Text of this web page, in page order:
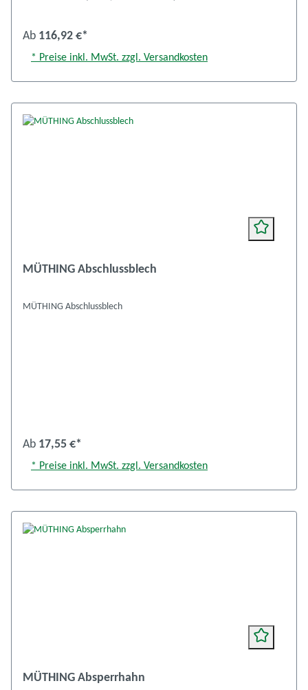
Ab 116,92 €*
* Preise inkl. MwSt. zzgl. Versandkosten
MÜTHING Abschlussblech
MÜTHING Abschlussblech
Ab 17,55 €*
* Preise inkl. MwSt. zzgl. Versandkosten
MÜTHING Absperrhahn